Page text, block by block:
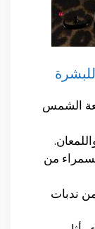
الشمس
من
ندبات